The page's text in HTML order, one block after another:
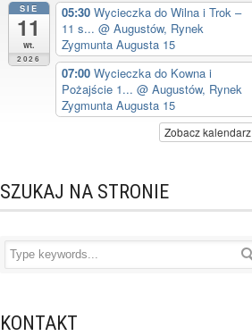
SIE
11
wt.
2026
05:30 Wycieczka do Wilna i Trok –
11 s... @ Augustów, Rynek
Zygmunta Augusta 15
07:00 Wycieczka do Kowna i
Pożajście 1... @ Augustów, Rynek
Zygmunta Augusta 15
Zobacz kalendarz
SZUKAJ NA STRONIE
KONTAKT